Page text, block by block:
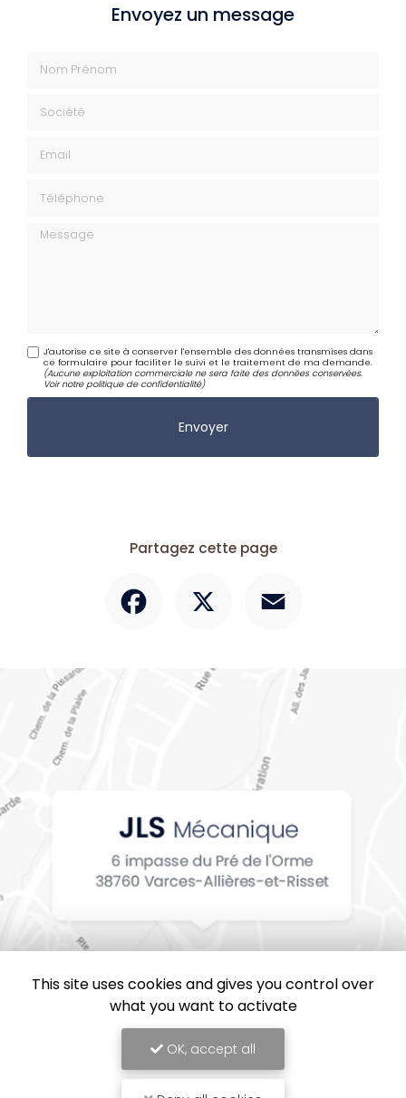
Envoyez un message
Message
J'autorise ce site à conserver l'ensemble des données transmises dans
ce formulaire pour faciliter le suivi et le traitement de ma demande.
(Aucune exploitation commerciale ne sera faite des données conservées.
Voir notrepolitique de confidentialité)
Partagez cette page
This site uses cookies and gives you control over
what you want to activate
OK, accept all